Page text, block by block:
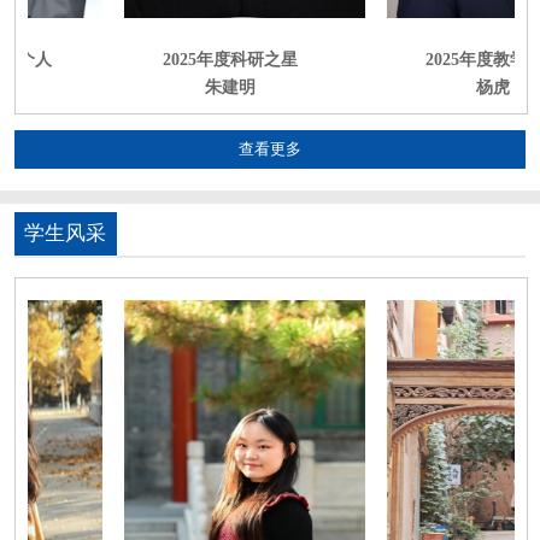
个人
2025年度科研之星
朱建明
2025年度教学之
杨虎
查看更多
学生风采